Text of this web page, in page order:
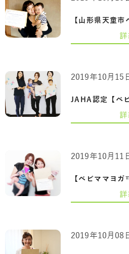
2019年10月15
2019年10月11
2019年10月08